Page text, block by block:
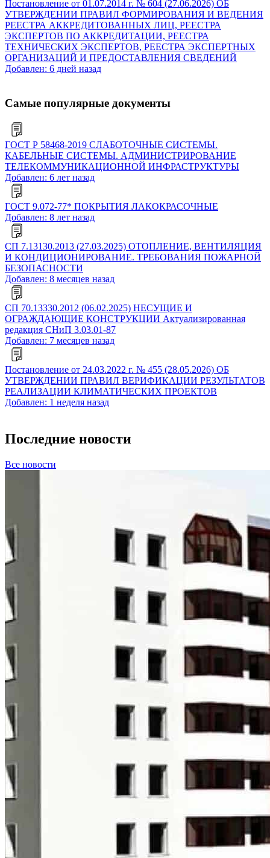
Постановление от 01.07.2014 г. № 604 (27.06.2026) ОБ
УТВЕРЖДЕНИИ ПРАВИЛ ФОРМИРОВАНИЯ И ВЕДЕНИЯ
РЕЕСТРА АККРЕДИТОВАННЫХ ЛИЦ, РЕЕСТРА
ЭКСПЕРТОВ ПО АККРЕДИТАЦИИ, РЕЕСТРА
ТЕХНИЧЕСКИХ ЭКСПЕРТОВ, РЕЕСТРА ЭКСПЕРТНЫХ
ОРГАНИЗАЦИЙ И ПРЕДОСТАВЛЕНИЯ СВЕДЕНИЙ
Добавлен: 6 дней назад
Самые популярные документы
ГОСТ Р 58468-2019 СЛАБОТОЧНЫЕ СИСТЕМЫ.
КАБЕЛЬНЫЕ СИСТЕМЫ. АДМИНИСТРИРОВАНИЕ
ТЕЛЕКОММУНИКАЦИОННОЙ ИНФРАСТРУКТУРЫ
Добавлен: 6 лет назад
ГОСТ 9.072-77* ПОКРЫТИЯ ЛАКОКРАСОЧНЫЕ
Добавлен: 8 лет назад
СП 7.13130.2013 (27.03.2025) ОТОПЛЕНИЕ, ВЕНТИЛЯЦИЯ
И КОНДИЦИОНИРОВАНИЕ. ТРЕБОВАНИЯ ПОЖАРНОЙ
БЕЗОПАСНОСТИ
Добавлен: 8 месяцев назад
СП 70.13330.2012 (06.02.2025) НЕСУЩИЕ И
ОГРАЖДАЮЩИЕ КОНСТРУКЦИИ Актуализированная
редакция СНиП 3.03.01-87
Добавлен: 7 месяцев назад
Постановление от 24.03.2022 г. № 455 (28.05.2026) ОБ
УТВЕРЖДЕНИИ ПРАВИЛ ВЕРИФИКАЦИИ РЕЗУЛЬТАТОВ
РЕАЛИЗАЦИИ КЛИМАТИЧЕСКИХ ПРОЕКТОВ
Добавлен: 1 неделя назад
Последние новости
Все новости